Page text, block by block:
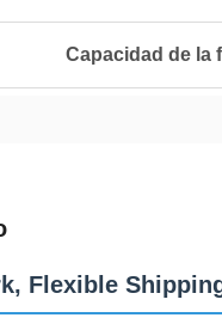
Capacidad de la
Flexible